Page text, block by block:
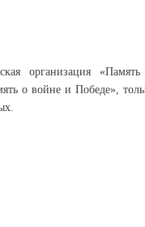
организация
о войне и Победе»,